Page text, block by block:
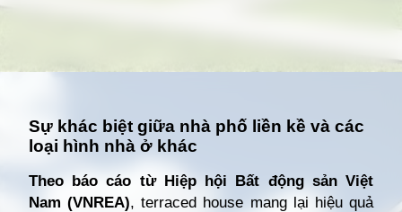
Sự khác biệt giữa nhà phố liền kề và các
loại hình nhà ở khác
Theo báo cáo từ Hiệp hội Bất động sản Việt
Nam (VNREA), terraced house mang lại hiệu quả